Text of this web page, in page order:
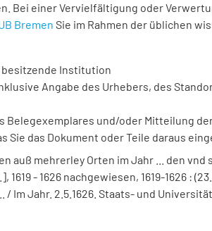
Bei einer Vervielfältigung oder
Bremen Sie im Rahmen der üblichen
besitzende Institution
Angabe des Urhebers, des
Belegexemplares und/oder Mitteilung
Sie das Dokument oder Teile daraus
auß mehrerley Orten im Jahr ... den
- 1626 nachgewiesen, 1619-1626 :
/ Im Jahr. 2.5.1626. Staats- und